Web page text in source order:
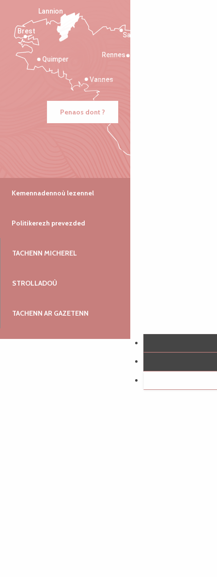
Saint-Malo
Rennes
Vannes
Quimper
Lannion
Brest
Penaos dont ?
Kemennadennoù lezennel
Politikerezh prevezded
TACHENN MICHEREL
STROLLADOÙ
TACHENN AR GAZETENN